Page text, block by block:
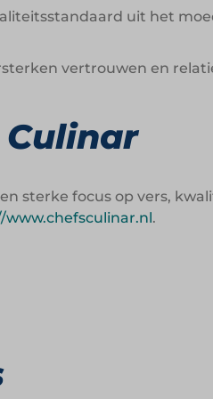
uit het
vertrouwen en
sterke focus op vers,
www.chefsculinar.nl.